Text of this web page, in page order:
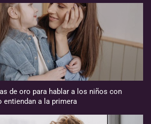
de oro para hablar a los niños con
entiendan a la primera